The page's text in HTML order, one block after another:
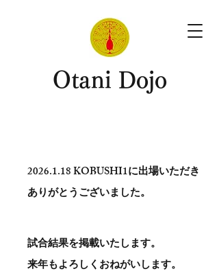
​Otani Dojo
2026.1.18KOBUSHI1に出場いただき
ありがとう​ございました。
試合結果を掲載いたします。
​来年もよろしくおねがいします。